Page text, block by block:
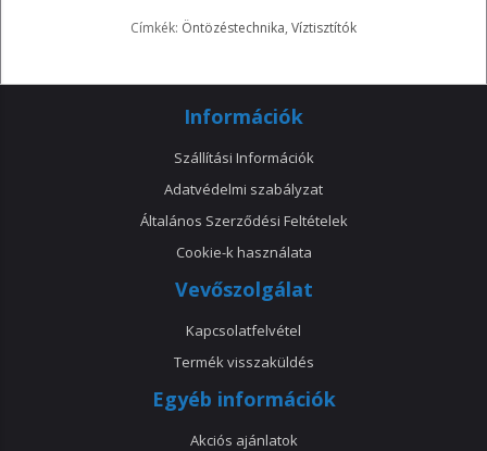
Címkék: Öntözéstechnika, Víztisztítók
Információk
Szállítási Információk
Adatvédelmi szabályzat
Általános Szerződési Feltételek
Cookie-k használata
Vevőszolgálat
Kapcsolatfelvétel
Termék visszaküldés
Egyéb információk
Akciós ajánlatok